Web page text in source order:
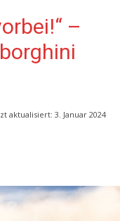
–
aktualisiert: 3. Januar 2024